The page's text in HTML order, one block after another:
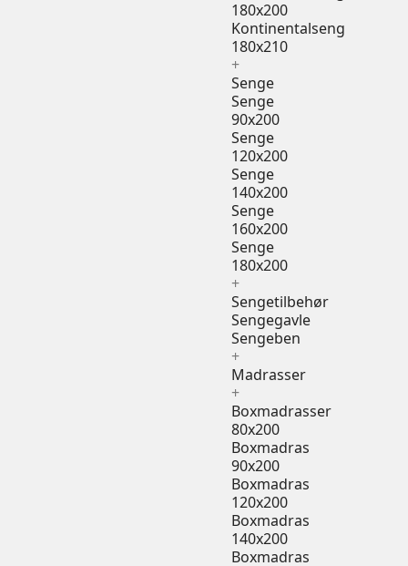
180x200
Kontinentalseng
180x210
+
Senge
Senge
90x200
Senge
120x200
Senge
140x200
Senge
160x200
Senge
180x200
+
Sengetilbehør
Sengegavle
Sengeben
+
Madrasser
+
Boxmadrasser
80x200
Boxmadras
90x200
Boxmadras
120x200
Boxmadras
140x200
Boxmadras